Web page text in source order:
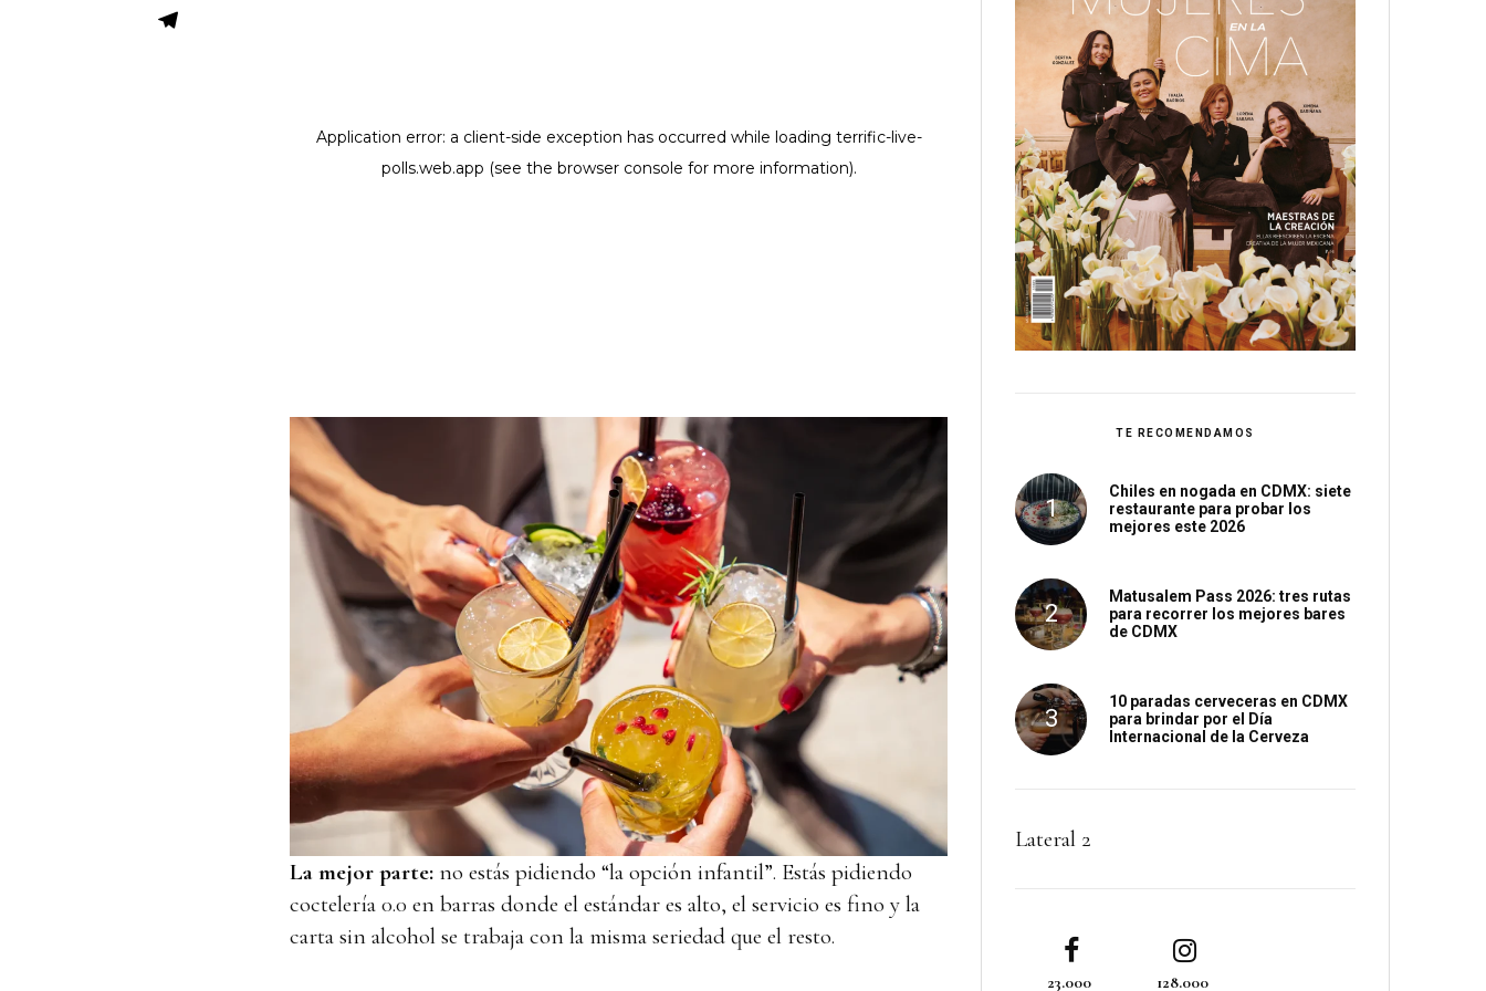
La mejor parte: no estás pidiendo “la opción infantil”. Estás pidiendo
coctelería 0.0 en barras donde el estándar es alto, el servicio es fino y la
carta sin alcohol se trabaja con la misma seriedad que el resto.
TE RECOMENDAMOS
Chiles en nogada en CDMX: siete
restaurante para probar los
mejores este 2026
Matusalem Pass 2026: tres rutas
para recorrer los mejores bares
de CDMX
10 paradas cerveceras en CDMX
para brindar por el Día
Internacional de la Cerveza
Lateral 2
23.000 128.000